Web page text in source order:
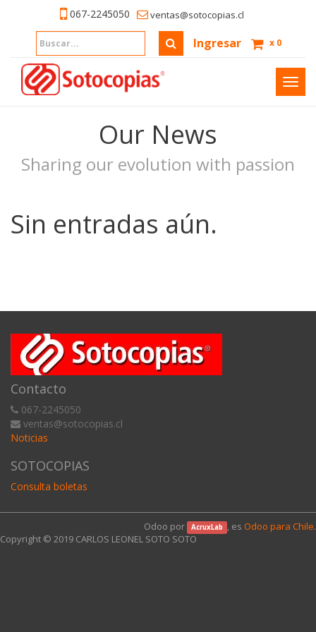
067-2245050 ventas@sotocopias.cl
Ingresar x 0
Our News
Sharing our evolution with passion
Sin entradas aún.
Contacto
067-2245050
ventas@sotocopias.cl
Noticias
SOTOCOPIAS
Consulta boletas
Odoo por AcruxLab , es Odoo para Chile.
Copyright © 2019 CARLOS LEONEL SOTO SOTO